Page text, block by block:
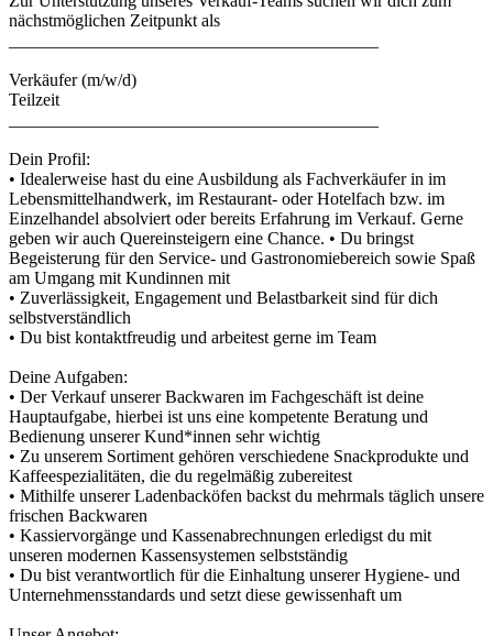
nächstmöglichen Zeitpunkt als
Verkäufer (m/w/d)
Teilzeit
Dein Profil:
• Idealerweise hast du eine Ausbildung als Fachverkäufer in im
Lebensmittelhandwerk, im Restaurant- oder Hotelfach bzw. im
Einzelhandel absolviert oder bereits Erfahrung im Verkauf. Gerne
geben wir auch Quereinsteigern eine Chance. • Du bringst
Begeisterung für den Service- und Gastronomiebereich sowie Spaß
am Umgang mit Kundinnen mit
• Zuverlässigkeit, Engagement und Belastbarkeit sind für dich
selbstverständlich
• Du bist kontaktfreudig und arbeitest gerne im Team
Deine Aufgaben:
• Der Verkauf unserer Backwaren im Fachgeschäft ist deine
Hauptaufgabe, hierbei ist uns eine kompetente Beratung und
Bedienung unserer Kund*innen sehr wichtig
• Zu unserem Sortiment gehören verschiedene Snackprodukte und
Kaffeespezialitäten, die du regelmäßig zubereitest
• Mithilfe unserer Ladenbacköfen backst du mehrmals täglich unsere
frischen Backwaren
• Kassiervorgänge und Kassenabrechnungen erledigst du mit
unseren modernen Kassensystemen selbstständig
• Du bist verantwortlich für die Einhaltung unserer Hygiene- und
Unternehmensstandards und setzt diese gewissenhaft um